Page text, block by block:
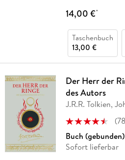
14,00 €*
Taschenbuch
13,00 €
Der Herr der
des Autors
J.R.R. Tolkien,
(
Buch (gebunden)
Sofort lieferbar